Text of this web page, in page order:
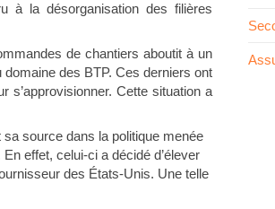
à la désorganisation des filières
de chantiers aboutit à un
des BTP. Ces derniers ont
s’approvisionner. Cette situation a
source dans la politique menée
effet, celui-ci a décidé d’élever
des États-Unis. Une telle